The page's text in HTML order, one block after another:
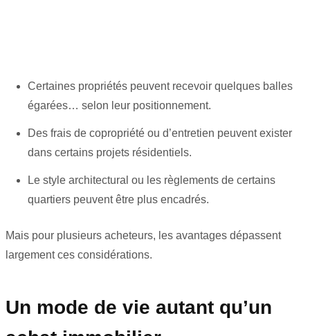
Certaines propriétés peuvent recevoir quelques balles
égarées… selon leur positionnement.
Des frais de copropriété ou d’entretien peuvent exister
dans certains projets résidentiels.
Le style architectural ou les règlements de certains
quartiers peuvent être plus encadrés.
Mais pour plusieurs acheteurs, les avantages dépassent
largement ces considérations.
Un mode de vie autant qu’un